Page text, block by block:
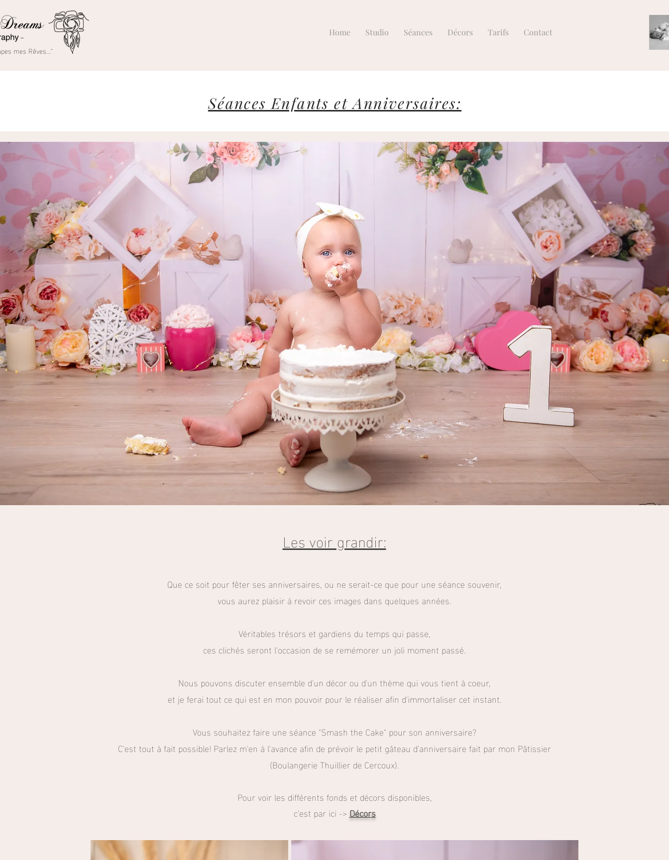
mes Rêves..."
Home Studio Séances Décors Tarifs Contact
Séances Enfants et Anniversaires:
Les voir grandir:
Que ce soit pour fêter ses anniversaires, ou ne serait-ce que pour une séance souvenir,
vous aurez plaisir à revoir ces images dans quelques années.
Véritables trésors et gardiens du temps qui passe,
ces clichés seront l'occasion de se remémorer un joli moment passé.
Nous pouvons discuter ensemble d'un décor ou d'un thème qui vous tient à coeur,
et je ferai tout ce qui est en mon pouvoir pour le réaliser afin d'immortaliser cet instant.
Vous souhaitez faire une séance "Smash the Cake" pour son anniversaire?
C'est tout à fait possible! Parlez m'en à l'avance afin de prévoir le petit gâteau d'anniversaire fait par mon Pâtissier
(Boulangerie Thuillier de Cercoux).
Pour voir les différents fonds et décors disponibles,
c'est par ici -> Décors